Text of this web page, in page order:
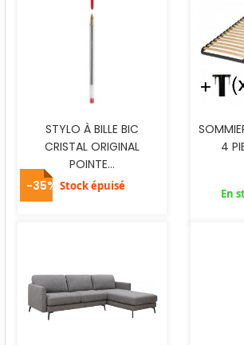
STYLO À BILLE BIC
CRISTAL ORIGINAL
POINTE...
Stock épuisé
4
En
-35%